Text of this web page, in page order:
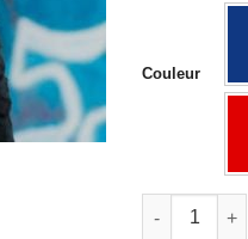
Couleur
quantité de